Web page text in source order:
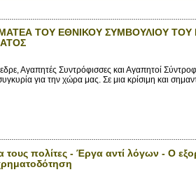
ΤΟΥ ΕΘΝΙΚΟΥ ΣΥΜΒΟΥΛΙΟΥ
Αγαπητές Συντρόφισσες και Αγαπητοί
για την χώρα μας. Σε μια κρίσιμη και
τους πολίτες - Έργα αντί λόγων - Ο